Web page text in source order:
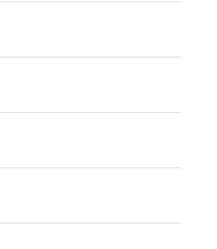
mlade